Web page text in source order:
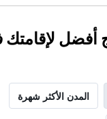
المدن الأكثر شهرة